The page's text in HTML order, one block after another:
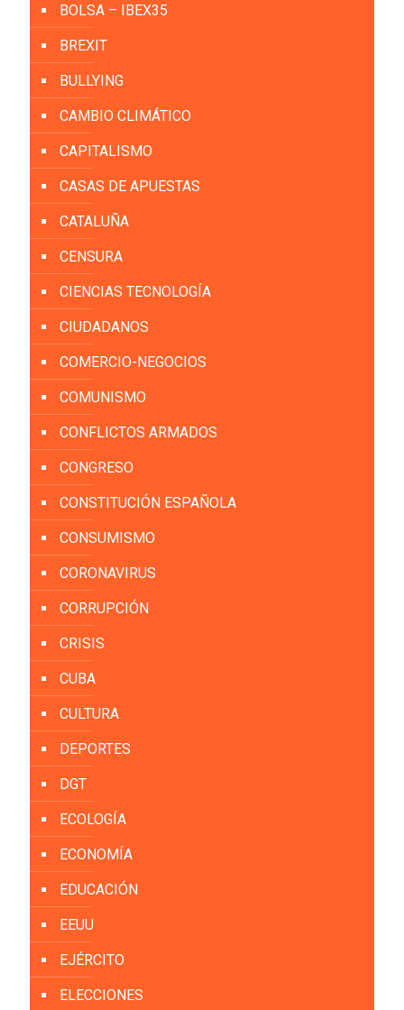
BOLSA – IBEX35
BREXIT
BULLYING
CAMBIO CLIMÁTICO
CAPITALISMO
CASAS DE APUESTAS
CATALUÑA
CENSURA
CIENCIAS TECNOLOGÍA
CIUDADANOS
COMERCIO-NEGOCIOS
COMUNISMO
CONFLICTOS ARMADOS
CONGRESO
CONSTITUCIÓN ESPAÑOLA
CONSUMISMO
CORONAVIRUS
CORRUPCIÓN
CRISIS
CUBA
CULTURA
DEPORTES
DGT
ECOLOGÍA
ECONOMÍA
EDUCACIÓN
EEUU
EJÉRCITO
ELECCIONES